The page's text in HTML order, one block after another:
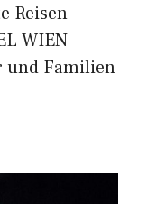
Reisen
WIEN
und Familien